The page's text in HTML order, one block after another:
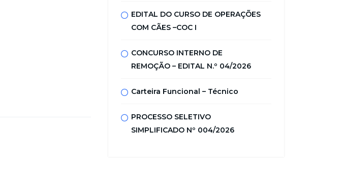
EDITAL DO CURSO DE OPERAÇÕES
COM CÃES –COC I
CONCURSO INTERNO DE
REMOÇÃO – EDITAL N.º 04/2026
Carteira Funcional – Técnico
PROCESSO SELETIVO
SIMPLIFICADO Nº 004/2026